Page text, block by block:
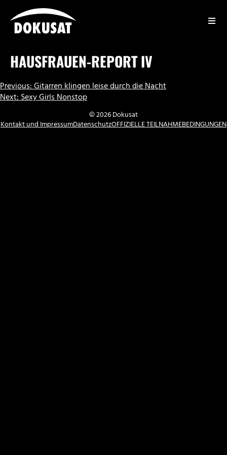
Inhalt
springen
HAUSFRAUEN-REPORT IV
BEITRAGSNAVIGATION
Previous:Gitarren klingen leise durch die Nacht
Next:Sexy Girls Nonstop
© 2026 Dokusat
Kontakt und ImpressumDatenschutzOFFIZIELLE TEILNAHMEBEDINGUNGEN